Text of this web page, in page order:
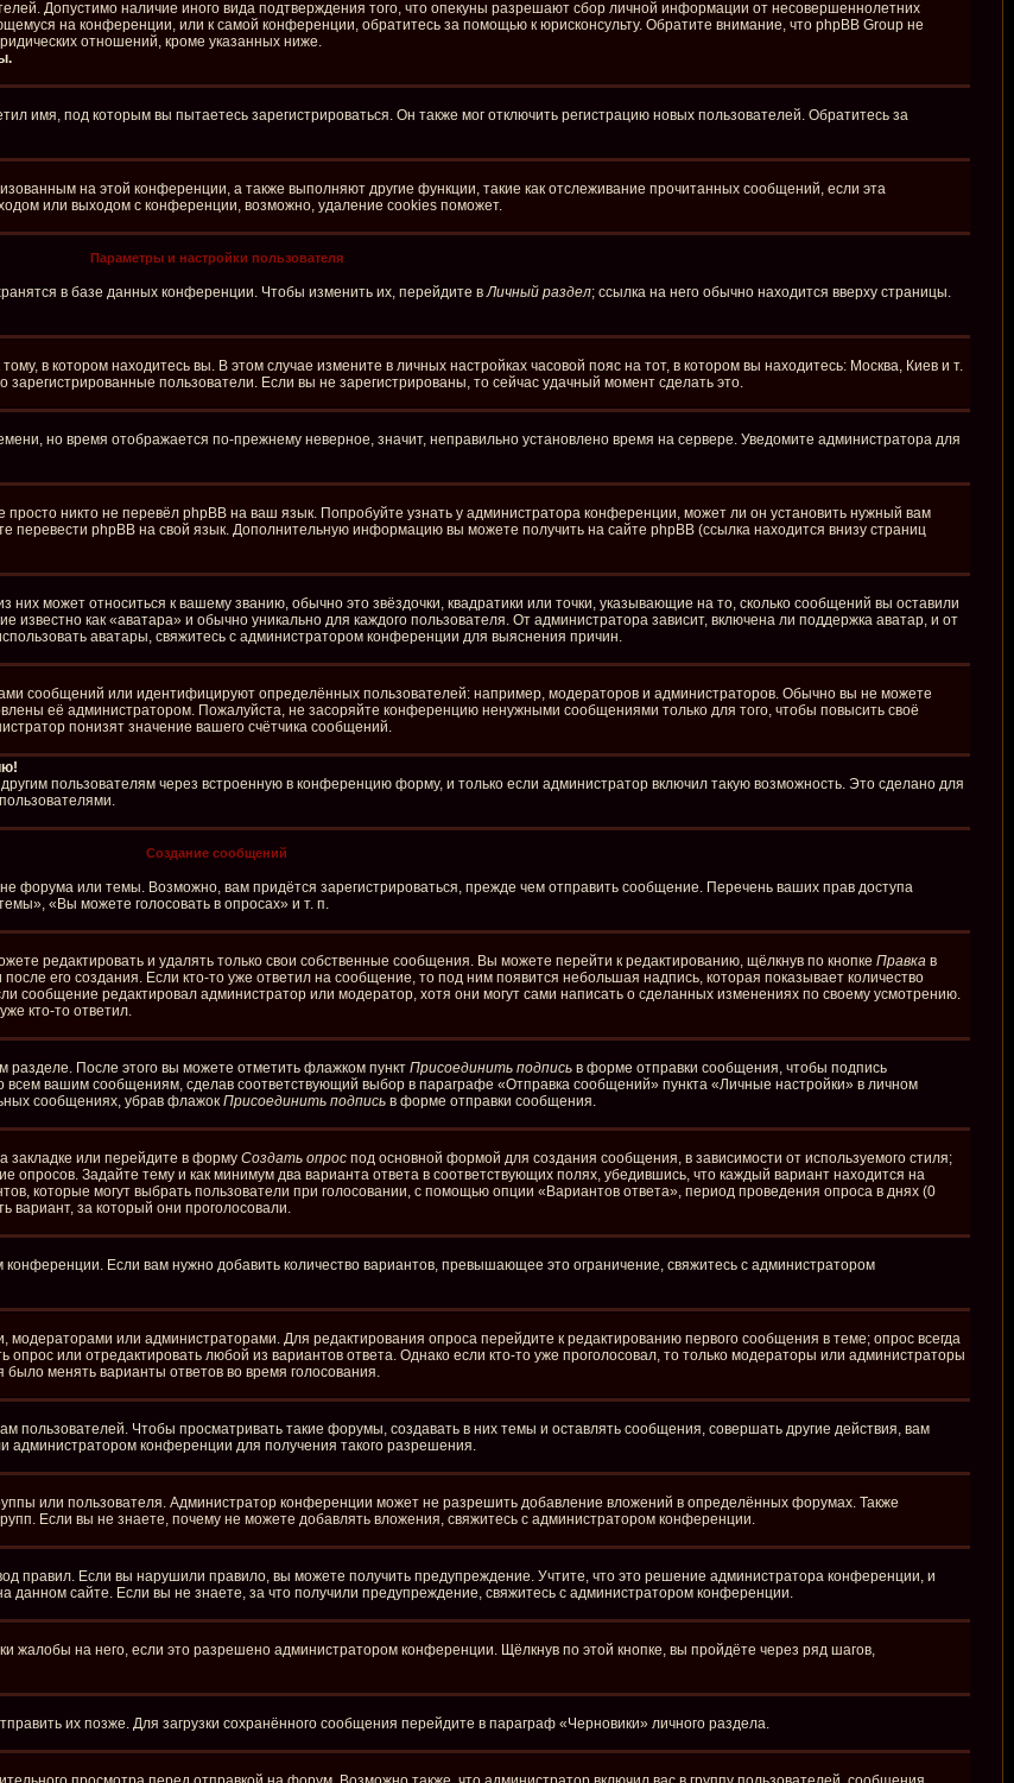
Допустимо наличие иного вида подтверждения того, что опекуны разрешают сбор личной информации от несовершеннолетних
на конференции, или к самой конференции, обратитесь за помощью к юрисконсульту. Обратите внимание, что phpBB Group не
отношений, кроме указанных ниже.
имя, под которым вы пытаетесь зарегистрироваться. Он также мог отключить регистрацию новых пользователей. Обратитесь за
на этой конференции, а также выполняют другие функции, такие как отслеживание прочитанных сообщений, если эта
или выходом с конференции, возможно, удаление cookies поможет.
Параметры и настройки пользователя
в базе данных конференции. Чтобы изменить их, перейдите вЛичный раздел; ссылка на него обычно находится вверху страницы.
в котором находитесь вы. В этом случае измените в личных настройках часовой пояс на тот, в котором вы находитесь: Москва, Киев и т.
зарегистрированные пользователи. Если вы не зарегистрированы, то сейчас удачный момент сделать это.
но время отображается по-прежнему неверное, значит, неправильно установлено время на сервере. Уведомите администратора для
никто не перевёл phpBB на ваш язык. Попробуйте узнать у администратора конференции, может ли он установить нужный вам
перевести phpBB на свой язык. Дополнительную информацию вы можете получить на сайте phpBB (ссылка находится внизу страниц
них может относиться к вашему званию, обычно это звёздочки, квадратики или точки, указывающие на то, сколько сообщений вы оставили
как «аватара» и обычно уникально для каждого пользователя. От администратора зависит, включена ли поддержка аватар, и от
аватары, свяжитесь с администратором конференции для выяснения причин.
сообщений или идентифицируют определённых пользователей: например, модераторов и администраторов. Обычно вы не можете
её администратором. Пожалуйста, не засоряйте конференцию ненужными сообщениями только для того, чтобы повысить своё
понизят значение вашего счётчика сообщений.
пользователям через встроенную в конференцию форму, и только если администратор включил такую возможность. Это сделано для
Создание сообщений
форума или темы. Возможно, вам придётся зарегистрироваться, прежде чем отправить сообщение. Перечень ваших прав доступа
«Вы можете голосовать в опросах» и т. п.
редактировать и удалять только свои собственные сообщения. Вы можете перейти к редактированию, щёлкнув по кнопке Правка в
его создания. Если кто-то уже ответил на сообщение, то под ним появится небольшая надпись, которая показывает количество
сообщение редактировал администратор или модератор, хотя они могут сами написать о сделанных изменениях по своему усмотрению.
кто-то ответил.
После этого вы можете отметить флажком пункт Присоединить подпись в форме отправки сообщения, чтобы подпись
вашим сообщениям, сделав соответствующий выбор в параграфе «Отправка сообщений» пункта «Личные настройки» в личном
сообщениях, убрав флажок Присоединить подпись в форме отправки сообщения.
закладке или перейдите в форму Создать опрос под основной формой для создания сообщения, в зависимости от используемого стиля;
Задайте тему и как минимум два варианта ответа в соответствующих полях, убедившись, что каждый вариант находится на
которые могут выбрать пользователи при голосовании, с помощью опции «Вариантов ответа», период проведения опроса в днях (0
вариант, за который они проголосовали.
Если вам нужно добавить количество вариантов, превышающее это ограничение, свяжитесь с администратором
модераторами или администраторами. Для редактирования опроса перейдите к редактированию первого сообщения в теме; опрос всегда
или отредактировать любой из вариантов ответа. Однако если кто-то уже проголосовал, то только модераторы или администраторы
было менять варианты ответов во время голосования.
Чтобы просматривать такие форумы, создавать в них темы и оставлять сообщения, совершать другие действия, вам
конференции для получения такого разрешения.
или пользователя. Администратор конференции может не разрешить добавление вложений в определённых форумах. Также
Если вы не знаете, почему не можете добавлять вложения, свяжитесь с администратором конференции.
правил. Если вы нарушили правило, вы можете получить предупреждение. Учтите, что это решение администратора конференции, и
сайте. Если вы не знаете, за что получили предупреждение, свяжитесь с администратором конференции.
жалобы на него, если это разрешено администратором конференции. Щёлкнув по этой кнопке, вы пройдёте через ряд шагов,
их позже. Для загрузки сохранённого сообщения перейдите в параграф «Черновики» личного раздела.